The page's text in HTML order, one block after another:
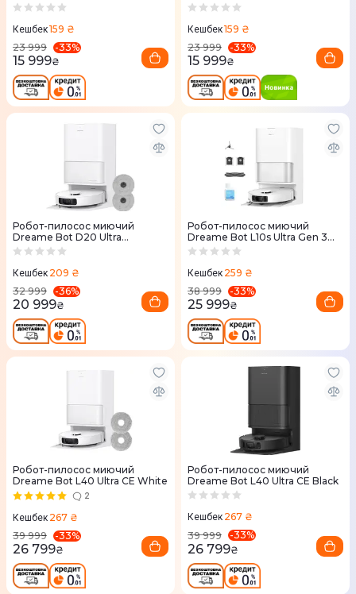
Кешбек159 ₴
23 999
-33%
15 999₴
Кешбек159 ₴
23 999
-33%
15 999₴
Робот-пилосос миючий
Dreame Bot D20 Ultra
(RLD31SE)
Кешбек 209 ₴
32 999
-36%
20 999₴
Робот-пилосос миючий
Dreame Bot L10s Ultra Gen 3
White (RLL53SE-wh)
Кешбек 259 ₴
38 999
-33%
25 999₴
Робот-пилосос миючий
Dreame Bot L40 Ultra CE White
2
Кешбек 267 ₴
39 999
-33%
26 799₴
Робот-пилосос миючий
Dreame Bot L40 Ultra CE Black
Кешбек 267 ₴
39 999
-33%
26 799₴